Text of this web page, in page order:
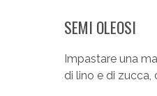
SEMI OLEOSI
Impastare una
di lino e di zucca,